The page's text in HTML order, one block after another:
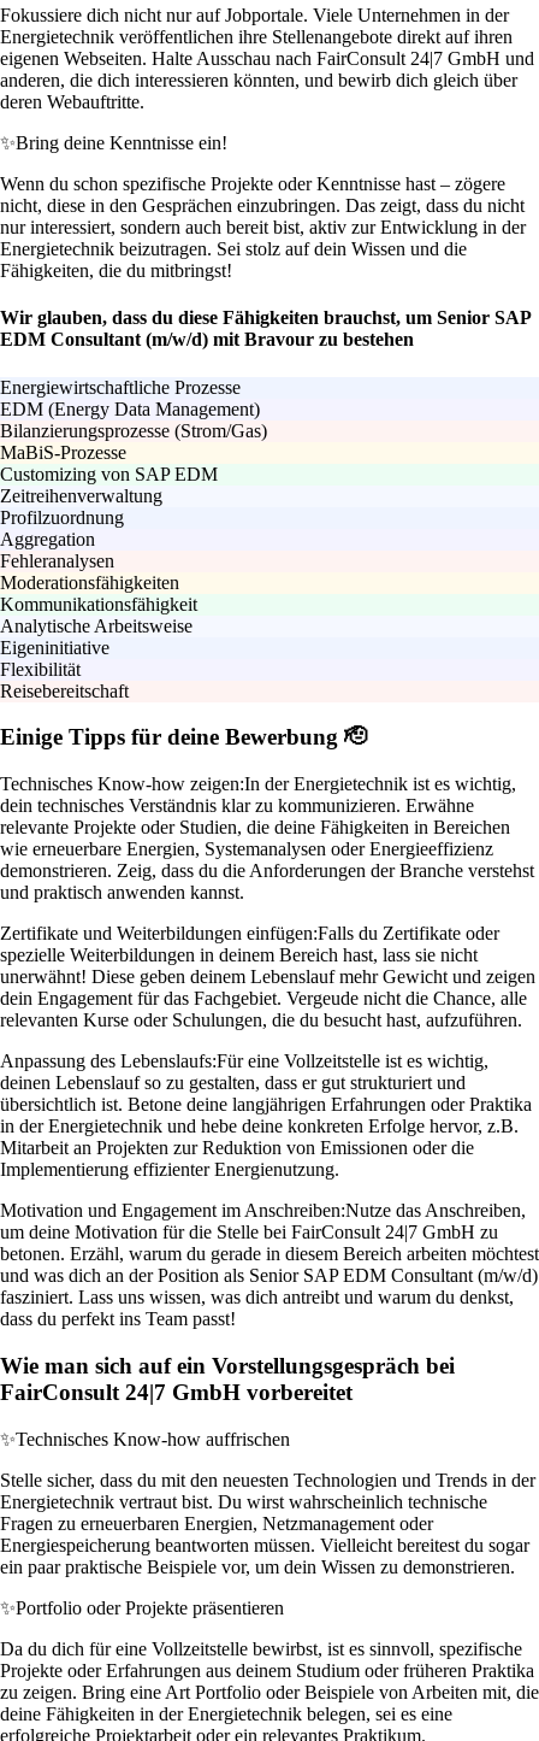
Fokussiere dich nicht nur auf Jobportale. Viele Unternehmen in der
Energietechnik veröffentlichen ihre Stellenangebote direkt auf ihren
eigenen Webseiten. Halte Ausschau nach FairConsult 24|7 GmbH und
anderen, die dich interessieren könnten, und bewirb dich gleich über
deren Webauftritte.
✨Bring deine Kenntnisse ein!
Wenn du schon spezifische Projekte oder Kenntnisse hast – zögere
nicht, diese in den Gesprächen einzubringen. Das zeigt, dass du nicht
nur interessiert, sondern auch bereit bist, aktiv zur Entwicklung in der
Energietechnik beizutragen. Sei stolz auf dein Wissen und die
Fähigkeiten, die du mitbringst!
Wir glauben, dass du diese Fähigkeiten brauchst, um Senior SAP
EDM Consultant (m/w/d) mit Bravour zu bestehen
Energiewirtschaftliche Prozesse
EDM (Energy Data Management)
Bilanzierungsprozesse (Strom/Gas)
MaBiS-Prozesse
Customizing von SAP EDM
Zeitreihenverwaltung
Profilzuordnung
Aggregation
Fehleranalysen
Moderationsfähigkeiten
Kommunikationsfähigkeit
Analytische Arbeitsweise
Eigeninitiative
Flexibilität
Reisebereitschaft
Einige Tipps für deine Bewerbung 🫡
Technisches Know-how zeigen:In der Energietechnik ist es wichtig,
dein technisches Verständnis klar zu kommunizieren. Erwähne
relevante Projekte oder Studien, die deine Fähigkeiten in Bereichen
wie erneuerbare Energien, Systemanalysen oder Energieeffizienz
demonstrieren. Zeig, dass du die Anforderungen der Branche verstehst
und praktisch anwenden kannst.
Zertifikate und Weiterbildungen einfügen:Falls du Zertifikate oder
spezielle Weiterbildungen in deinem Bereich hast, lass sie nicht
unerwähnt! Diese geben deinem Lebenslauf mehr Gewicht und zeigen
dein Engagement für das Fachgebiet. Vergeude nicht die Chance, alle
relevanten Kurse oder Schulungen, die du besucht hast, aufzuführen.
Anpassung des Lebenslaufs:Für eine Vollzeitstelle ist es wichtig,
deinen Lebenslauf so zu gestalten, dass er gut strukturiert und
übersichtlich ist. Betone deine langjährigen Erfahrungen oder Praktika
in der Energietechnik und hebe deine konkreten Erfolge hervor, z.B.
Mitarbeit an Projekten zur Reduktion von Emissionen oder die
Implementierung effizienter Energienutzung.
Motivation und Engagement im Anschreiben:Nutze das Anschreiben,
um deine Motivation für die Stelle bei FairConsult 24|7 GmbH zu
betonen. Erzähl, warum du gerade in diesem Bereich arbeiten möchtest
und was dich an der Position als Senior SAP EDM Consultant (m/w/d)
fasziniert. Lass uns wissen, was dich antreibt und warum du denkst,
dass du perfekt ins Team passt!
Wie man sich auf ein Vorstellungsgespräch bei
FairConsult 24|7 GmbH vorbereitet
✨Technisches Know-how auffrischen
Stelle sicher, dass du mit den neuesten Technologien und Trends in der
Energietechnik vertraut bist. Du wirst wahrscheinlich technische
Fragen zu erneuerbaren Energien, Netzmanagement oder
Energiespeicherung beantworten müssen. Vielleicht bereitest du sogar
ein paar praktische Beispiele vor, um dein Wissen zu demonstrieren.
✨Portfolio oder Projekte präsentieren
Da du dich für eine Vollzeitstelle bewirbst, ist es sinnvoll, spezifische
Projekte oder Erfahrungen aus deinem Studium oder früheren Praktika
zu zeigen. Bring eine Art Portfolio oder Beispiele von Arbeiten mit, die
deine Fähigkeiten in der Energietechnik belegen, sei es eine
erfolgreiche Projektarbeit oder ein relevantes Praktikum.